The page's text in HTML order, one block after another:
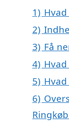
1)
2)
3) Få
4)
5)
6)